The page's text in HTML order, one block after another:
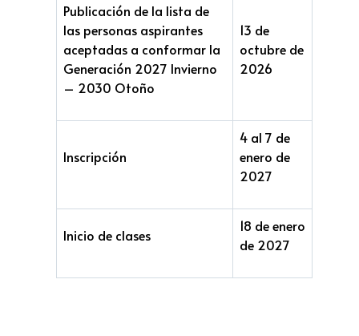
Publicación de la lista de
las personas aspirantes
aceptadas a conformar la
Generación 2027 Invierno
– 2030 Otoño
13 de
octubre de
2026
Inscripción
4 al 7 de
enero de
2027
Inicio de clases
18 de enero
de 2027